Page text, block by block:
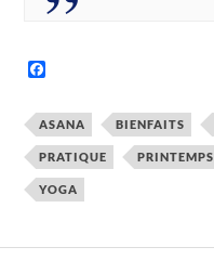
e
b
o
o
k
ASANA BIENFAITS
PRATIQUE PRINTEMPS
YOGA